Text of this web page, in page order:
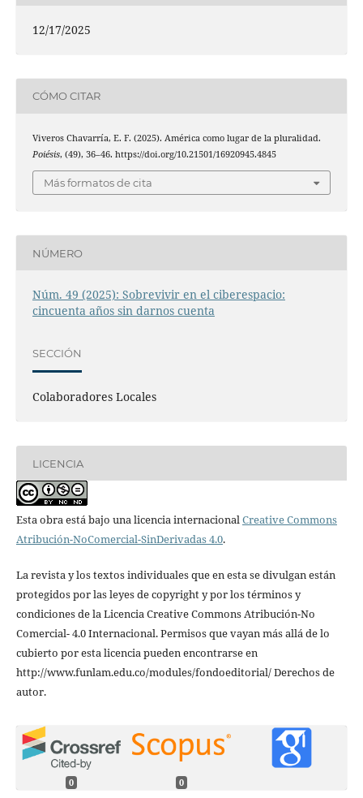
12/17/2025
CÓMO CITAR
Viveros Chavarría, E. F. (2025). América como lugar de la pluralidad.
Poiésis, (49), 36–46. https://doi.org/10.21501/16920945.4845
Más formatos de cita
NÚMERO
Núm. 49 (2025): Sobrevivir en el ciberespacio:
cincuenta años sin darnos cuenta
SECCIÓN
Colaboradores Locales
LICENCIA
Esta obra está bajo una licencia internacionalCreative Commons
Atribución-NoComercial-SinDerivadas 4.0.
La revista y los textos individuales que en esta se divulgan están
protegidos por las leyes de copyright y por los términos y
condiciones de la Licencia Creative Commons Atribución-No
Comercial- 4.0 Internacional. Permisos que vayan más allá de lo
cubierto por esta licencia pueden encontrarse en
http://www.funlam.edu.co/modules/fondoeditorial/ Derechos de
autor.
0 0